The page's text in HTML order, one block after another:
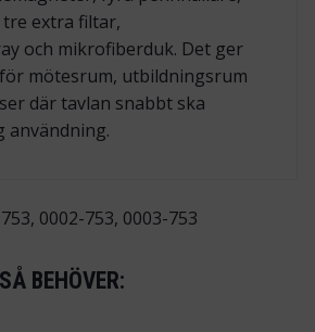
tre extra filtar,
och mikrofiberduk. Det ger
mötesrum, utbildningsrum
där tavlan snabbt ska
användning.
0002-753, 0003-753
BEHÖVER: